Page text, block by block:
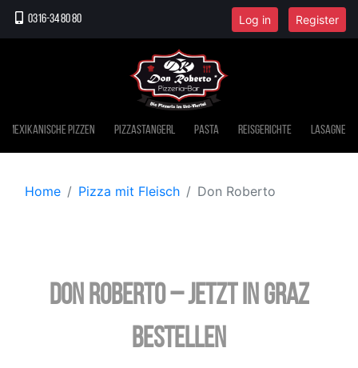
0316-34 80 80 Log in Register
Mexikanische Pizzen Pizzastangerl Pasta Reisgerichte Lasagne
Home Pizza mit Fleisch Don Roberto
Don Roberto – jetzt in Graz
bestellen